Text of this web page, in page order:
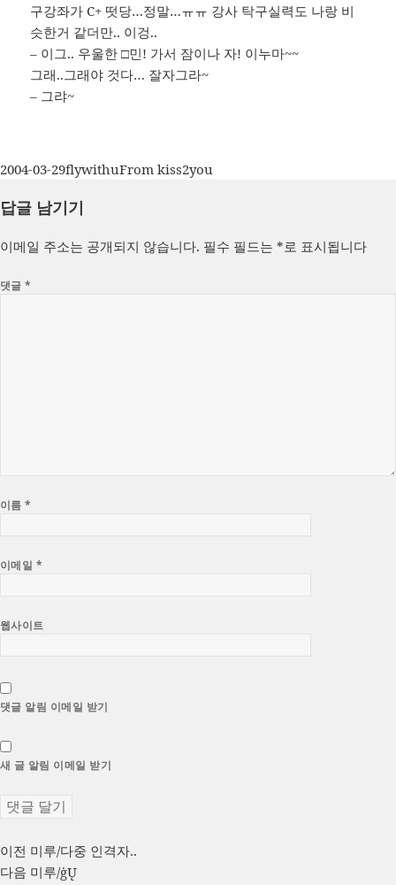
구강좌가 C+ 떳당…정말…ㅠㅠ 강사 탁구실력도 나랑 비
슷한거 같더만.. 이겅..
– 이그.. 우울한 □민! 가서 잠이나 자! 이누마~~
그래..그래야 것다… 잘자그라~
– 그랴~
작
일
2004-03-29글
이
flywithu카
From kiss2you
답글 남기기
이메일 주소는 공개되지 않습니다. 필수 필드는 *로 표시됩니다
댓글*
이름*
이메일 *
웹사이트
댓글 알림 이메일 받기
새 글 알림 이메일 받기
글
이전 이
전
미루/다중 인격자..
다음 다
미루/ġŲ